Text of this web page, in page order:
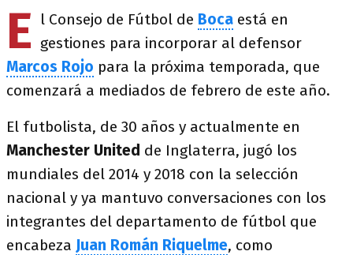
E l Consejo de Fútbol de Boca está en
gestiones para incorporar al defensor
Marcos Rojo para la próxima temporada, que
comenzará a mediados de febrero de este año.
El futbolista, de 30 años y actualmente en
Manchester United de Inglaterra, jugó los
mundiales del 2014 y 2018 con la selección
nacional y ya mantuvo conversaciones con los
integrantes del departamento de fútbol que
encabeza Juan Román Riquelme, como